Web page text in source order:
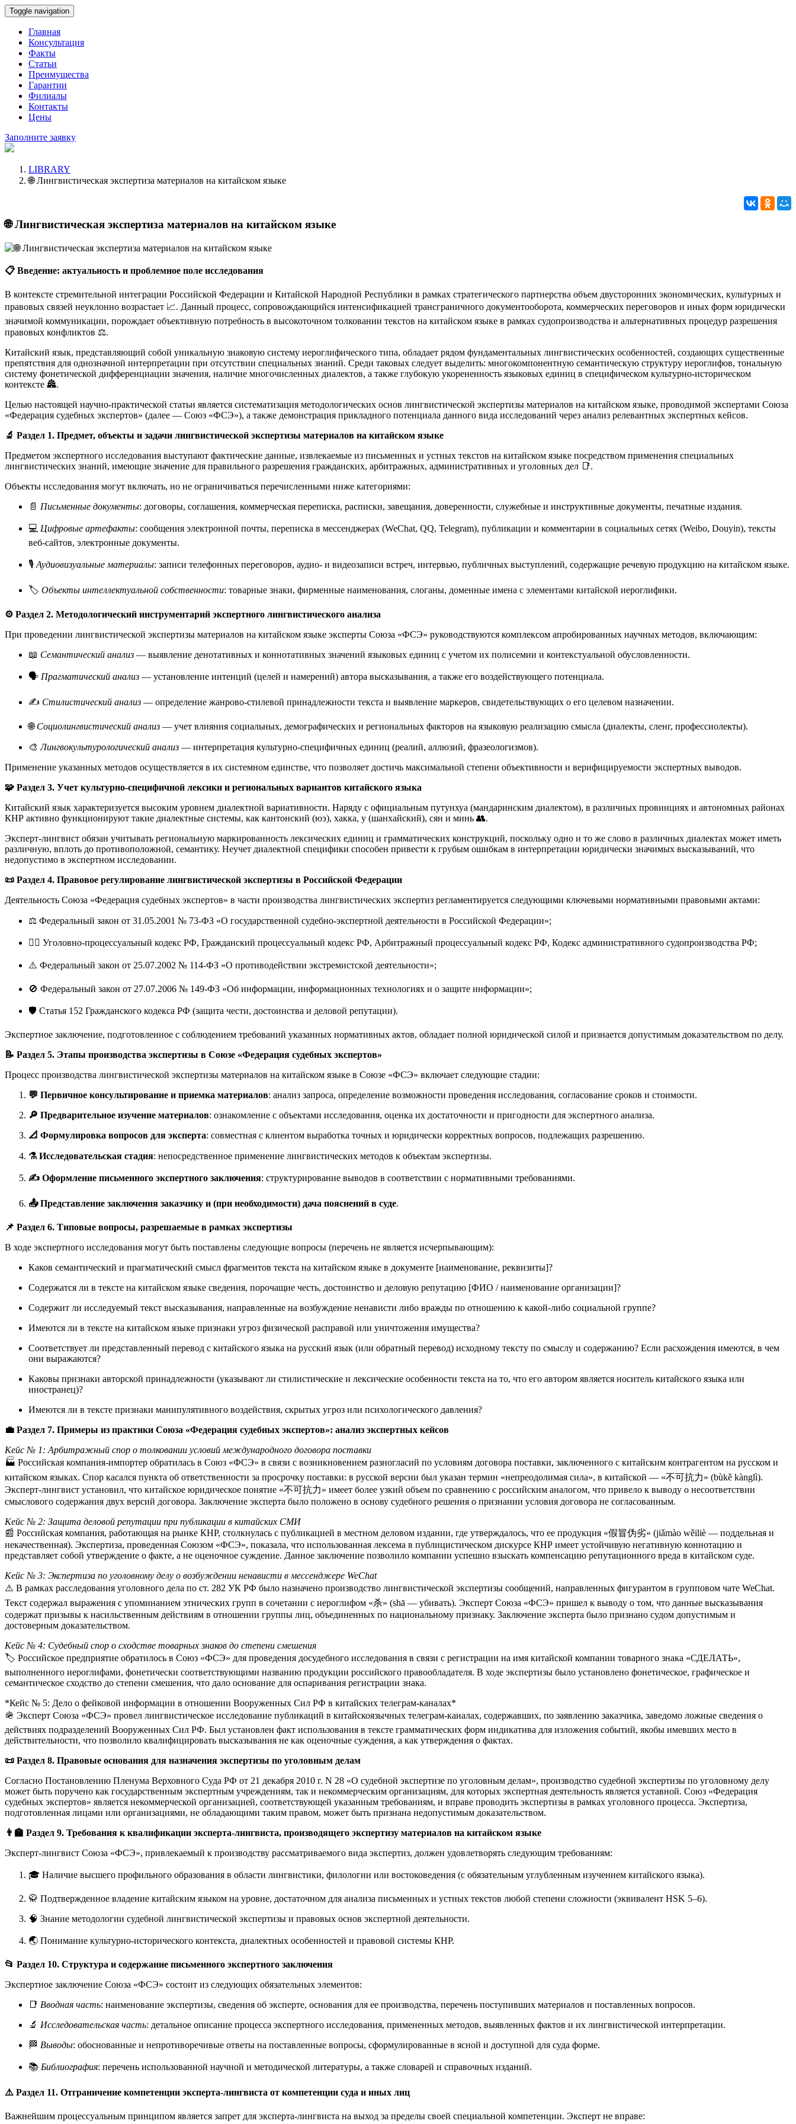
Toggle navigation
Главная
Консультация
Факты
Статьи
Преимущества
Гарантии
Филиалы
Контакты
Цены
Заполните заявку
LIBRARY
🌐 Лингвистическая экспертиза материалов на китайском языке
🌐 Лингвистическая экспертиза материалов на китайском языке
📋 Введение: актуальность и проблемное поле исследования
В контексте стремительной интеграции Российской Федерации и Китайской Народной Республики в рамках стратегического партнерства объем двусторонних экономических, культурных и
правовых связей неуклонно возрастает 📈. Данный процесс, сопровождающийся интенсификацией трансграничного документооборота, коммерческих переговоров и иных форм юридически
значимой коммуникации, порождает объективную потребность в высокоточном толковании текстов на китайском языке в рамках судопроизводства и альтернативных процедур разрешения
правовых конфликтов ⚖️.
Китайский язык, представляющий собой уникальную знаковую систему иероглифического типа, обладает рядом фундаментальных лингвистических особенностей, создающих существенные
препятствия для однозначной интерпретации при отсутствии специальных знаний. Среди таковых следует выделить: многокомпонентную семантическую структуру иероглифов, тональную
систему фонетической дифференциации значения, наличие многочисленных диалектов, а также глубокую укорененность языковых единиц в специфическом культурно-историческом
контексте 🏯.
Целью настоящей научно-практической статьи является систематизация методологических основ лингвистической экспертизы материалов на китайском языке, проводимой экспертами Союза
«Федерация судебных экспертов» (далее — Союз «ФСЭ»), а также демонстрация прикладного потенциала данного вида исследований через анализ релевантных экспертных кейсов.
🔬 Раздел 1. Предмет, объекты и задачи лингвистической экспертизы материалов на китайском языке
Предметом экспертного исследования выступают фактические данные, извлекаемые из письменных и устных текстов на китайском языке посредством применения специальных
лингвистических знаний, имеющие значение для правильного разрешения гражданских, арбитражных, административных и уголовных дел 📑.
Объекты исследования могут включать, но не ограничиваться перечисленными ниже категориями:
📄 Письменные документы: договоры, соглашения, коммерческая переписка, расписки, завещания, доверенности, служебные и инструктивные документы, печатные издания.
💻 Цифровые артефакты: сообщения электронной почты, переписка в мессенджерах (WeChat, QQ, Telegram), публикации и комментарии в социальных сетях (Weibo, Douyin), тексты
веб-сайтов, электронные документы.
🎙️Аудиовизуальные материалы: записи телефонных переговоров, аудио- и видеозаписи встреч, интервью, публичных выступлений, содержащие речевую продукцию на китайском языке.
🏷️ Объекты интеллектуальной собственности: товарные знаки, фирменные наименования, слоганы, доменные имена с элементами китайской иероглифики.
⚙️ Раздел 2. Методологический инструментарий экспертного лингвистического анализа
При проведении лингвистической экспертизы материалов на китайском языке эксперты Союза «ФСЭ» руководствуются комплексом апробированных научных методов, включающим:
📖 Семантический анализ — выявление денотативных и коннотативных значений языковых единиц с учетом их полисемии и контекстуальной обусловленности.
🗣️ Прагматический анализ — установление интенций (целей и намерений) автора высказывания, а также его воздействующего потенциала.
✍️ Стилистический анализ — определение жанрово-стилевой принадлежности текста и выявление маркеров, свидетельствующих о его целевом назначении.
🌐Социолингвистический анализ — учет влияния социальных, демографических и региональных факторов на языковую реализацию смысла (диалекты, сленг, профессиолекты).
🎨Лингвокультурологический анализ — интерпретация культурно-специфичных единиц (реалий, аллюзий, фразеологизмов).
Применение указанных методов осуществляется в их системном единстве, что позволяет достичь максимальной степени объективности и верифицируемости экспертных выводов.
🧩 Раздел 3. Учет культурно-специфичной лексики и региональных вариантов китайского языка
Китайский язык характеризуется высоким уровнем диалектной вариативности. Наряду с официальным путунхуа (мандаринским диалектом), в различных провинциях и автономных районах
КНР активно функционируют такие диалектные системы, как кантонский (юэ), хакка, у (шанхайский), сян и минь 👥.
Эксперт-лингвист обязан учитывать региональную маркированность лексических единиц и грамматических конструкций, поскольку одно и то же слово в различных диалектах может иметь
различную, вплоть до противоположной, семантику. Неучет диалектной специфики способен привести к грубым ошибкам в интерпретации юридически значимых высказываний, что
недопустимо в экспертном исследовании.
📜 Раздел 4. Правовое регулирование лингвистической экспертизы в Российской Федерации
Деятельность Союза «Федерация судебных экспертов» в части производства лингвистических экспертиз регламентируется следующими ключевыми нормативными правовыми актами:
⚖️ Федеральный закон от 31.05.2001 № 73-ФЗ «О государственной судебно-экспертной деятельности в Российской Федерации»;
👨‍⚖️ Уголовно-процессуальный кодекс РФ, Гражданский процессуальный кодекс РФ, Арбитражный процессуальный кодекс РФ, Кодекс административного судопроизводства РФ;
⚠️ Федеральный закон от 25.07.2002 № 114-ФЗ «О противодействии экстремистской деятельности»;
🚫 Федеральный закон от 27.07.2006 № 149-ФЗ «Об информации, информационных технологиях и о защите информации»;
🛡️ Статья 152 Гражданского кодекса РФ (защита чести, достоинства и деловой репутации).
Экспертное заключение, подготовленное с соблюдением требований указанных нормативных актов, обладает полной юридической силой и признается допустимым доказательством по делу.
📝 Раздел 5. Этапы производства экспертизы в Союзе «Федерация судебных экспертов»
Процесс производства лингвистической экспертизы материалов на китайском языке в Союзе «ФСЭ» включает следующие стадии:
💬 Первичное консультирование и приемка материалов: анализ запроса, определение возможности проведения исследования, согласование сроков и стоимости.
🔎 Предварительное изучение материалов: ознакомление с объектами исследования, оценка их достаточности и пригодности для экспертного анализа.
📐 Формулировка вопросов для эксперта: совместная с клиентом выработка точных и юридически корректных вопросов, подлежащих разрешению.
⚗️ Исследовательская стадия: непосредственное применение лингвистических методов к объектам экспертизы.
✍️ Оформление письменного экспертного заключения: структурирование выводов в соответствии с нормативными требованиями.
📤 Представление заключения заказчику и (при необходимости) дача пояснений в суде.
📌 Раздел 6. Типовые вопросы, разрешаемые в рамках экспертизы
В ходе экспертного исследования могут быть поставлены следующие вопросы (перечень не является исчерпывающим):
Каков семантический и прагматический смысл фрагментов текста на китайском языке в документе [наименование, реквизиты]?
Содержатся ли в тексте на китайском языке сведения, порочащие честь, достоинство и деловую репутацию [ФИО / наименование организации]?
Содержит ли исследуемый текст высказывания, направленные на возбуждение ненависти либо вражды по отношению к какой-либо социальной группе?
Имеются ли в тексте на китайском языке признаки угроз физической расправой или уничтожения имущества?
Соответствует ли представленный перевод с китайского языка на русский язык (или обратный перевод) исходному тексту по смыслу и содержанию? Если расхождения имеются, в чем
они выражаются?
Каковы признаки авторской принадлежности (указывают ли стилистические и лексические особенности текста на то, что его автором является носитель китайского языка или
иностранец)?
Имеются ли в тексте признаки манипулятивного воздействия, скрытых угроз или психологического давления?
💼 Раздел 7. Примеры из практики Союза «Федерация судебных экспертов»: анализ экспертных кейсов
Кейс № 1: Арбитражный спор о толковании условий международного договора поставки
🏭 Российская компания-импортер обратилась в Союз «ФСЭ» в связи с возникновением разногласий по условиям договора поставки, заключенного с китайским контрагентом на русском и
китайском языках. Спор касался пункта об ответственности за просрочку поставки: в русской версии был указан термин «непреодолимая сила», в китайской — «不可抗力» (bùkě kànglì).
Эксперт-лингвист установил, что китайское юридическое понятие «不可抗力» имеет более узкий объем по сравнению с российским аналогом, что привело к выводу о несоответствии
смыслового содержания двух версий договора. Заключение эксперта было положено в основу судебного решения о признании условия договора не согласованным.
Кейс № 2: Защита деловой репутации при публикации в китайских СМИ
📰 Российская компания, работающая на рынке КНР, столкнулась с публикацией в местном деловом издании, где утверждалось, что ее продукция «假冒伪劣» (jiǎmào wěiliè — поддельная и
некачественная). Экспертиза, проведенная Союзом «ФСЭ», показала, что использованная лексема в публицистическом дискурсе КНР имеет устойчивую негативную коннотацию и
представляет собой утверждение о факте, а не оценочное суждение. Данное заключение позволило компании успешно взыскать компенсацию репутационного вреда в китайском суде.
Кейс № 3: Экспертиза по уголовному делу о возбуждении ненависти в мессенджере WeChat
⚠️ В рамках расследования уголовного дела по ст. 282 УК РФ было назначено производство лингвистической экспертизы сообщений, направленных фигурантом в групповом чате WeChat.
Текст содержал выражения с упоминанием этнических групп в сочетании с иероглифом «杀» (shā — убивать). Эксперт Союза «ФСЭ» пришел к выводу о том, что данные высказывания
содержат призывы к насильственным действиям в отношении группы лиц, объединенных по национальному признаку. Заключение эксперта было признано судом допустимым и
достоверным доказательством.
Кейс № 4: Судебный спор о сходстве товарных знаков до степени смешения
🏷️ Российское предприятие обратилось в Союз «ФСЭ» для проведения досудебного исследования в связи с регистрации на имя китайской компании товарного знака «СДЕЛАТЬ»,
выполненного иероглифами, фонетически соответствующими названию продукции российского правообладателя. В ходе экспертизы было установлено фонетическое, графическое и
семантическое сходство до степени смешения, что дало основание для оспаривания регистрации знака.
*Кейс № 5: Дело о фейковой информации в отношении Вооруженных Сил РФ в китайских телеграм-каналах*
🪖 Эксперт Союза «ФСЭ» провел лингвистическое исследование публикаций в китайскоязычных телеграм-каналах, содержавших, по заявлению заказчика, заведомо ложные сведения о
действиях подразделений Вооруженных Сил РФ. Был установлен факт использования в тексте грамматических форм индикатива для изложения событий, якобы имевших место в
действительности, что позволило квалифицировать высказывания не как оценочные суждения, а как утверждения о фактах.
📜 Раздел 8. Правовые основания для назначения экспертизы по уголовным делам
Согласно Постановлению Пленума Верховного Суда РФ от 21 декабря 2010 г. N 28 «О судебной экспертизе по уголовным делам», производство судебной экспертизы по уголовному делу
может быть поручено как государственным экспертным учреждениям, так и некоммерческим организациям, для которых экспертная деятельность является уставной. Союз «Федерация
судебных экспертов» является некоммерческой организацией, соответствующей указанным требованиям, и вправе проводить экспертизы в рамках уголовного процесса. Экспертиза,
подготовленная лицами или организациями, не обладающими таким правом, может быть признана недопустимым доказательством.
👨‍🏫 Раздел 9. Требования к квалификации эксперта-лингвиста, производящего экспертизу материалов на китайском языке
Эксперт-лингвист Союза «ФСЭ», привлекаемый к производству рассматриваемого вида экспертиз, должен удовлетворять следующим требованиям:
🎓 Наличие высшего профильного образования в области лингвистики, филологии или востоковедения (с обязательным углубленным изучением китайского языка).
🥋 Подтвержденное владение китайским языком на уровне, достаточном для анализа письменных и устных текстов любой степени сложности (эквивалент HSK 5–6).
🧠 Знание методологии судебной лингвистической экспертизы и правовых основ экспертной деятельности.
🌏 Понимание культурно-исторического контекста, диалектных особенностей и правовой системы КНР.
📂 Раздел 10. Структура и содержание письменного экспертного заключения
Экспертное заключение Союза «ФСЭ» состоит из следующих обязательных элементов:
📑 Вводная часть: наименование экспертизы, сведения об эксперте, основания для ее производства, перечень поступивших материалов и поставленных вопросов.
🔬 Исследовательская часть: детальное описание процесса экспертного исследования, примененных методов, выявленных фактов и их лингвистической интерпретации.
🏁 Выводы: обоснованные и непротиворечивые ответы на поставленные вопросы, сформулированные в ясной и доступной для суда форме.
📚 Библиография: перечень использованной научной и методической литературы, а также словарей и справочных изданий.
⚠️ Раздел 11. Отграничение компетенции эксперта-лингвиста от компетенции суда и иных лиц
Важнейшим процессуальным принципом является запрет для эксперта-лингвиста на выход за пределы своей специальной компетенции. Эксперт не вправе: